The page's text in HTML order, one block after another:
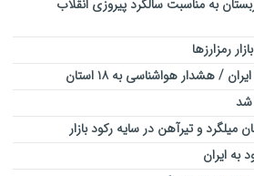
به مناسبت سالگرد پیروزی انقلاب
رمزارزها
/ هشدار هواشناسی به ۱۸ استان
میلگرد و تیرآهن در سایه رکود بازار
به ایران